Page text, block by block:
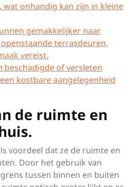
wat onhandig kan zijn in kleine
gemakkelijker naar
terrasdeuren,
vereist.
beschadigde of versleten
kostbare aangelegenheid
de ruimte en
voordeel dat ze de ruimte en
Door het gebruik van
tussen binnen en buiten